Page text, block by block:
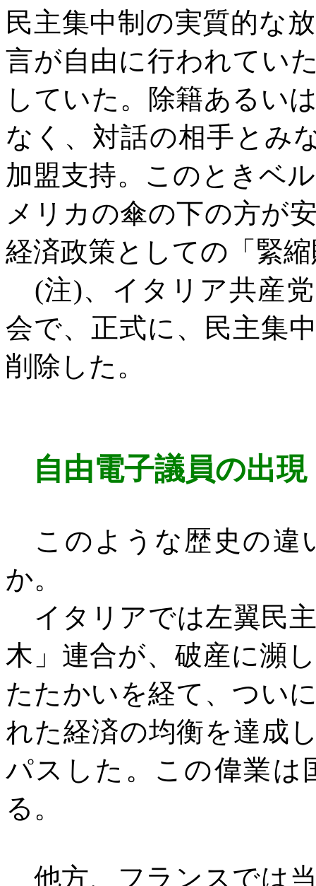
民主集中制の実質的な
言が自由に行われてい
していた。除籍あるい
なく、対話の相手とみ
加盟支持。このときベ
メリカの傘の下の方が
経済政策としての「緊
(注)、イタリア共産
会で、正式に、民主集
削除した。
自由電子議員の出現
このような歴史の違
か。
イタリアでは左翼民
木」連合が、破産に瀕
たたかいを経て、つい
れた経済の均衡を達成
パスした。この偉業は
る。
他方、フランスでは